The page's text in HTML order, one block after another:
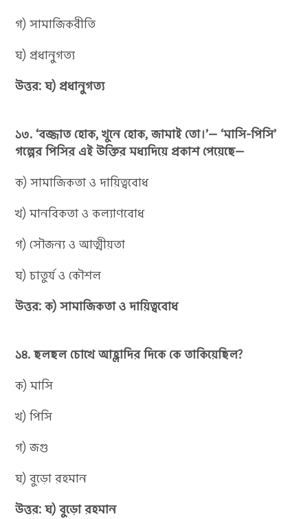
গ) সামাজিকরীতি
ঘ) প্রধানুগত্য
উত্তর: ঘ) প্রধানুগত্য
১৩. ‘বজ্জাত হোক, খুনে হোক, জামাই তো।’— ‘মাসি-পিসি’
গল্পের পিসির এই উক্তির মধ্যদিয়ে প্রকাশ পেয়েছে—
ক) সামাজিকতা ও দায়িত্ববোধ
খ) মানবিকতা ও কল্যাণবোধ
গ) সৌজন্য ও আত্মীয়তা
ঘ) চাতুর্য ও কৌশল
উত্তর: ক) সামাজিকতা ও দায়িত্ববোধ
১৪. ছলছল চোখে আহ্লাদির দিকে কে তাকিয়েছিল?
ক) মাসি
খ) পিসি
গ) জগু
ঘ) বুড়ো রহমান
উত্তর: ঘ) বুড়ো রহমান